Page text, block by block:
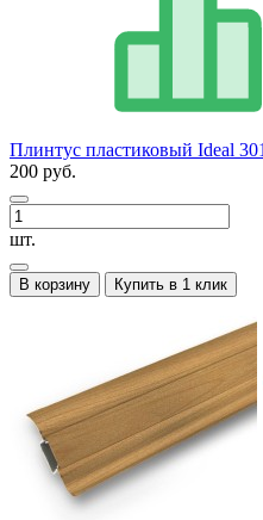
Плинтус пластиковый Ideal
200 руб.
шт.
В корзину Купить в 1 клик